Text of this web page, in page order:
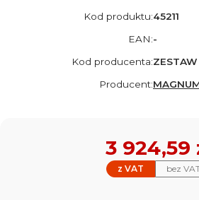
Kod produktu:45211
EAN:-
Kod producenta:
Producent:
z VAT bez
Cena
3 924,59